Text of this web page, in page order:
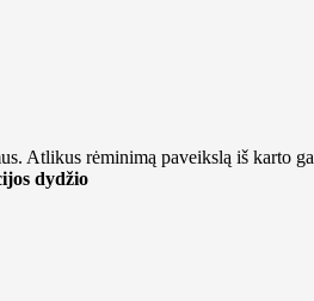
Atlikus rėminimą paveikslą iš karto
dydžio